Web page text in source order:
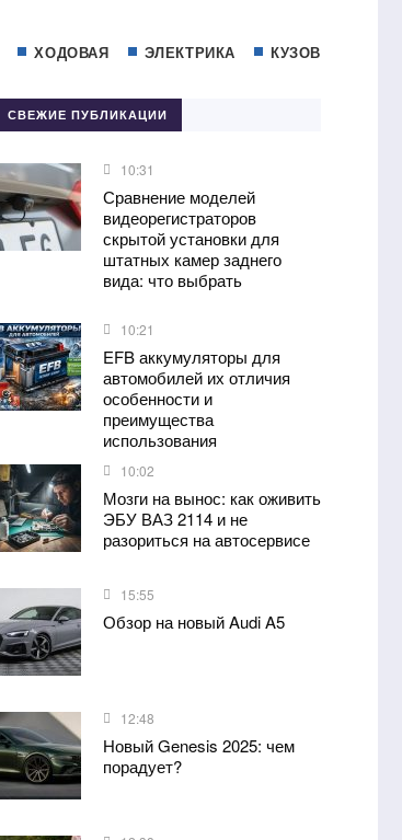
ХОДОВАЯ ЭЛЕКТРИКА КУЗОВ
СВЕЖИЕ ПУБЛИКАЦИИ
10:31
Сравнение моделей
видеорегистраторов
скрытой установки для
штатных камер заднего
вида: что выбрать
10:21
EFB аккумуляторы для
автомобилей их отличия
особенности и
преимущества
использования
10:02
Мозги на вынос: как оживить
ЭБУ ВАЗ 2114 и не
разориться на автосервисе
15:55
Обзор на новый Audi A5
12:48
Новый Genesis 2025: чем
порадует?